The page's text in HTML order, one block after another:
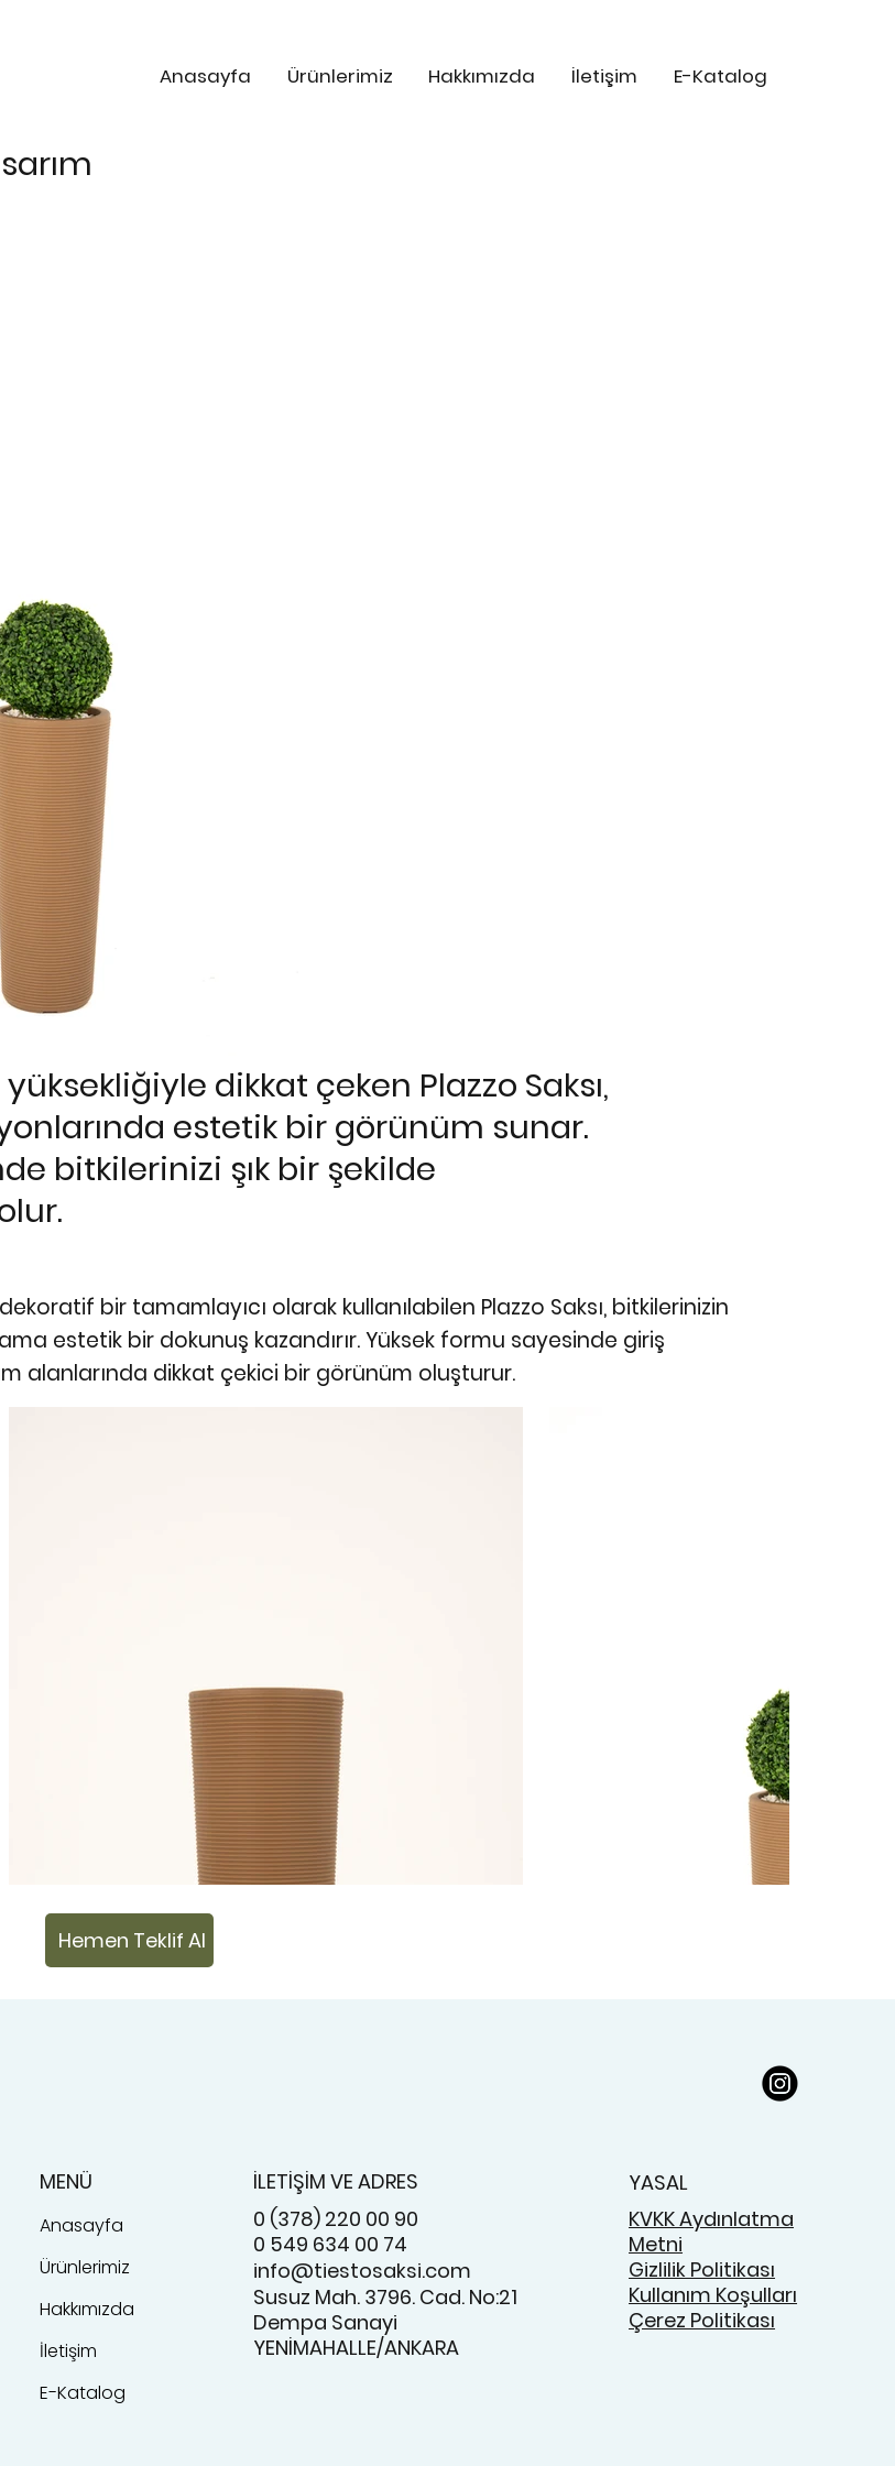
Anasayfa Ürünlerimiz Hakkımızda İletişim E-Katalog
dikkat çeken Plazzo Saksı,
estetik bir görünüm sunar.
bitkilerinizi şık bir şekilde
bir tamamlayıcı olarak kullanılabilen Plazzo Saksı, bitkilerinizin
estetik bir dokunuş kazandırır. Yüksek formu sayesinde giriş
alanlarında dikkat çekici bir görünüm oluşturur.
Hemen Teklif Al
MENÜ
Anasayfa
Ürünlerimiz
Hakkımızda
İletişim
E-Katalog
İLETİŞİM VE ADRES
0 (378) 220 00 90
0 549 634 00 74
info@tiestosaksi.com
Susuz Mah. 3796. Cad. No:21
Dempa Sanayi
YENİMAHALLE/ANKARA
YASAL
KVKK Aydınlatma
Metni
Gizlilik Politikası
Kullanım Koşulları
Çerez Politikası